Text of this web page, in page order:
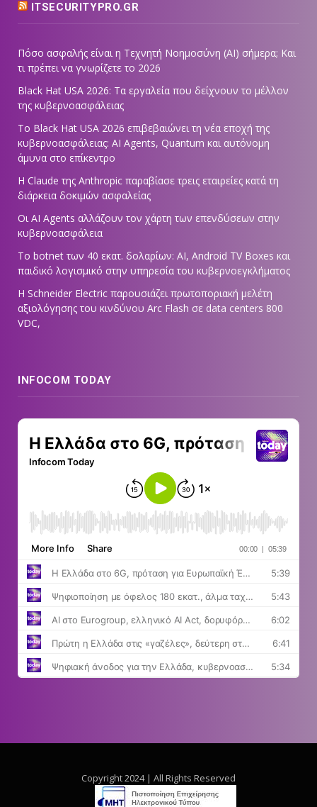
ITSECURITYPRO.GR
Πόσο ασφαλής είναι η Τεχνητή Νοημοσύνη (AI) σήμερα; Και
τι πρέπει να γνωρίζετε το 2026
Black Hat USA 2026: Τα εργαλεία που δείχνουν το μέλλον
της κυβερνοασφάλειας
Το Black Hat USA 2026 επιβεβαιώνει τη νέα εποχή της
κυβερνοασφάλειας: AI Agents, Quantum και αυτόνομη
άμυνα στο επίκεντρο
Η Claude της Anthropic παραβίασε τρεις εταιρείες κατά τη
διάρκεια δοκιμών ασφαλείας
Οι AI Agents αλλάζουν τον χάρτη των επενδύσεων στην
κυβερνοασφάλεια
Το botnet των 40 εκατ. δολαρίων: AI, Android TV Boxes και
παιδικό λογισμικό στην υπηρεσία του κυβερνοεγκλήματος
Η Schneider Electric παρουσιάζει πρωτοποριακή μελέτη
αξιολόγησης του κινδύνου Arc Flash σε data centers 800
VDC,
INFOCOM TODAY
Copyright 2024 | All Rights Reserved